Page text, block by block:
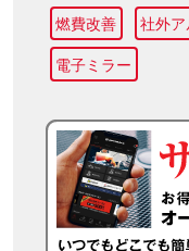
燃費改善 社外ア
電子ミラー